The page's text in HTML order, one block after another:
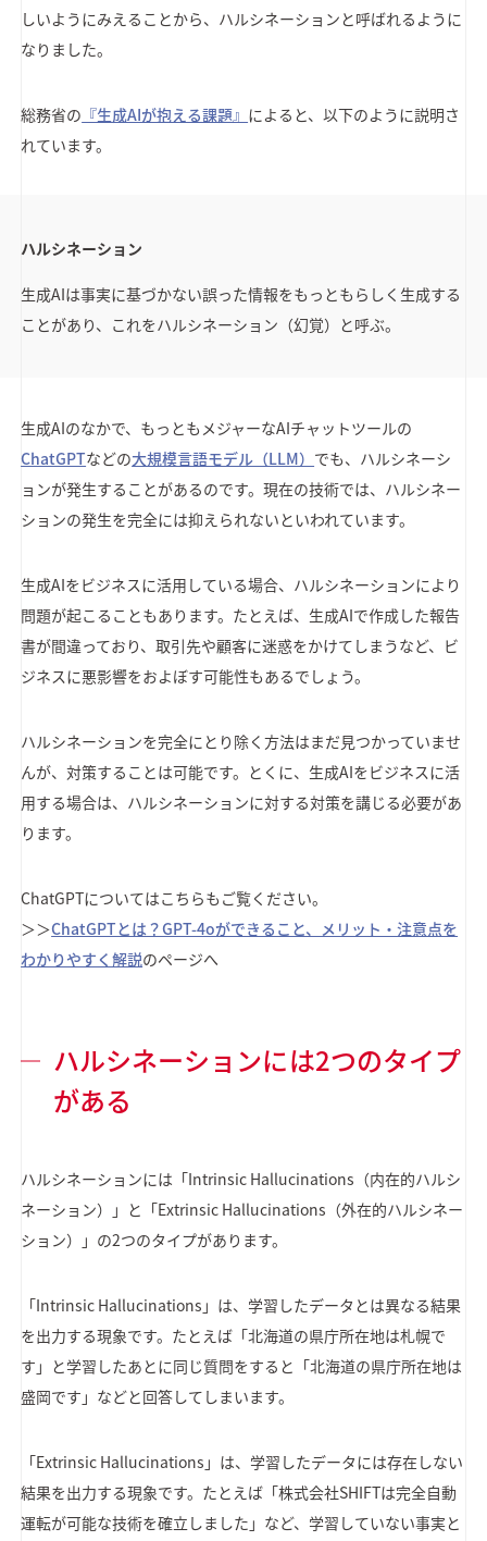
しいようにみえることから、ハルシネーションと呼ばれるように
なりました。
総務省の 『生成AIが抱える課題』 によると、以下のように説明さ
れています。
ハルシネーション
生成AIは事実に基づかない誤った情報をもっともらしく生成する
ことがあり、これをハルシネーション（幻覚）と呼ぶ。
生成AIのなかで、もっともメジャーなAIチャットツールの
ChatGPTなどの大規模言語モデル（LLM） でも、ハルシネーシ
ョンが発生することがあるのです。現在の技術では、ハルシネー
ションの発生を完全には抑えられないといわれています。
生成AIをビジネスに活用している場合、ハルシネーションにより
問題が起こることもあります。たとえば、生成AIで作成した報告
書が間違っており、取引先や顧客に迷惑をかけてしまうなど、ビ
ジネスに悪影響をおよぼす可能性もあるでしょう。
ハルシネーションを完全にとり除く方法はまだ見つかっていませ
んが、対策することは可能です。とくに、生成AIをビジネスに活
用する場合は、ハルシネーションに対する対策を講じる必要があ
ります。
ChatGPTについてはこちらもご覧ください。
＞＞ChatGPTとは？GPT-4oができること、メリット・注意点を
わかりやすく解説のページへ
ハルシネーションには2つのタイプ
がある
ハルシネーションには「Intrinsic Hallucinations（内在的ハルシ
ネーション）」と「Extrinsic Hallucinations（外在的ハルシネー
ション）」の2つのタイプがあります。
「Intrinsic Hallucinations」は、学習したデータとは異なる結果
を出力する現象です。たとえば「北海道の県庁所在地は札幌で
す」と学習したあとに同じ質問をすると「北海道の県庁所在地は
盛岡です」などと回答してしまいます。
「Extrinsic Hallucinations」は、学習したデータには存在しない
結果を出力する現象です。たとえば「株式会社SHIFTは完全自動
運転が可能な技術を確立しました」など、学習していない事実と